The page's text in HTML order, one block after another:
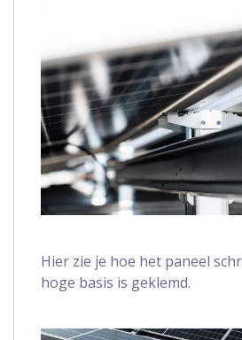
Hier zie je hoe het paneel
hoge basis is geklemd.